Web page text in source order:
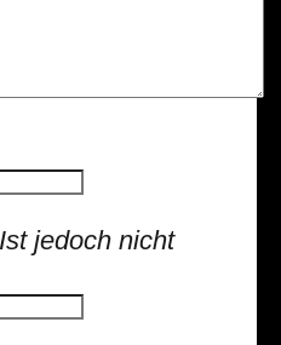
jedoch nicht